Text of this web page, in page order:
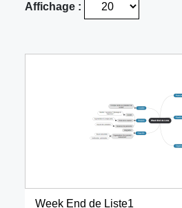
Affichage :
Week End de Liste1